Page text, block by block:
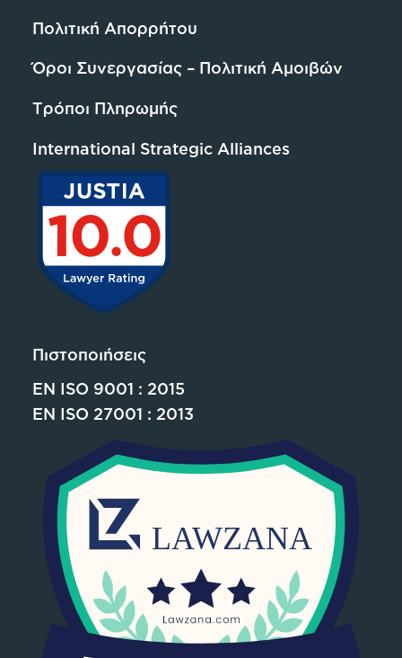
Πολιτική Απορρήτου
Όροι Συνεργασίας – Πολιτική Αμοιβών
Τρόποι Πληρωμής
International Strategic Alliances
Πιστοποιήσεις
EN ISO 9001 : 2015
EN ISO 27001 : 2013